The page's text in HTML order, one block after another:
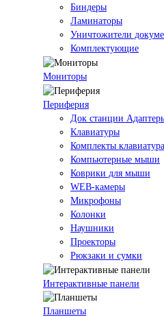
Биндеры
Ламинаторы
Уничтожители
Комплектующие
Мониторы
Периферия
Док станции
Клавиатуры
Комплекты
Компьютерные мыши
Коврики для мыши
WEB-камеры
Микрофоны
Колонки
Наушники
Проекторы
Рюкзаки и сумки
Интерактивные панели
Планшеты